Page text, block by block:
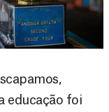
educação foi